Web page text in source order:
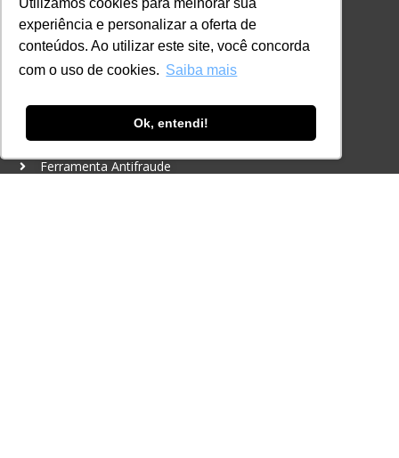
Utilizamos cookies para melhorar sua
experiência e personalizar a oferta de
conteúdos. Ao utilizar este site, você concorda
com o uso de cookies. Saiba mais
Ok, entendi!
CONTATO
+55 11 3259-2837
contato@lec.com.br
Ferramenta Antifraude